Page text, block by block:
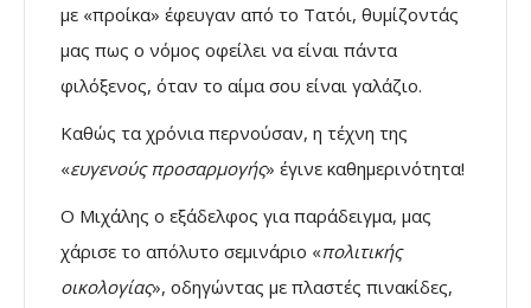
με «προίκα» έφευγαν από το Τατόι, θυμίζοντάς
μας πως ο νόμος οφείλει να είναι πάντα
φιλόξενος, όταν το αίμα σου είναι γαλάζιο.
Καθώς τα χρόνια περνούσαν, η τέχνη της
«ευγενούς προσαρμογής» έγινε καθημερινότητα!
Ο Μιχάλης ο εξάδελφος για παράδειγμα, μας
χάρισε το απόλυτο σεμινάριο «πολιτικής
οικολογίας», οδηγώντας με πλαστές πινακίδες,